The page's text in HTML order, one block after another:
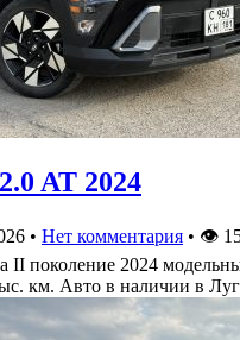
AT 2024
• Нет комментария • 👁
II поколение 2024
км. Авто в наличии в